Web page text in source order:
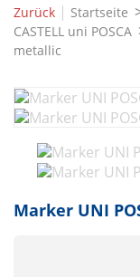
Zurück | Startseite
CASTELL uni POSCA
metallic
Marker UNI